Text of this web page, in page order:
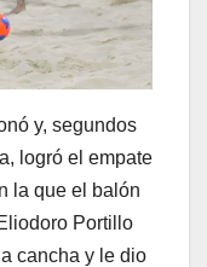
y, segundos
logró el empate
la que el balón
Portillo
cancha y le dio